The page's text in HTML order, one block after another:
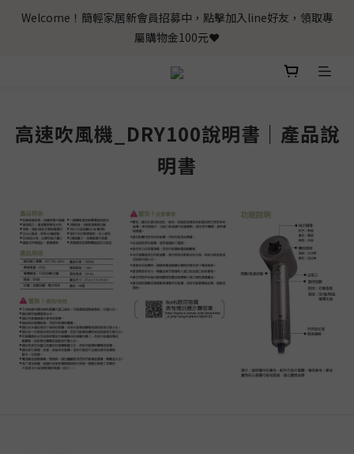
Welcome！簡輕家居新會員招募中，點擊加入line好友，領取專
屬購物金100元❤️
高速吹風機_DRY100說明書｜產品說
明書